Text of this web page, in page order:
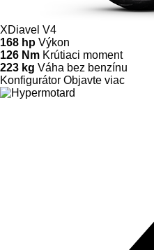
XDiavel V4
168 hp Výkon
126 Nm Krútiaci moment
223 kg Váha bez benzínu
Konfigurátor Objavte viac